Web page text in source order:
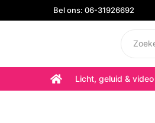
Bel ons: 06-31926692
Licht, geluid & video